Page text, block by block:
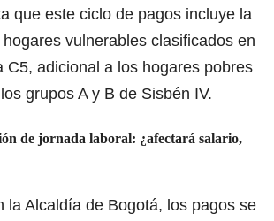
que este ciclo de pagos incluye la
vulnerables clasificados en
C5, adicional a los hogares pobres
grupos A y B de Sisbén IV.
de jornada laboral: ¿afectará salario,
la Alcaldía de Bogotá, los pagos se